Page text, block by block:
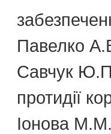
Павелко
Савчук Ю.П.
протидії
Іонова М.М.